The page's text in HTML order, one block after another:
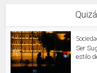
Ser
estilo